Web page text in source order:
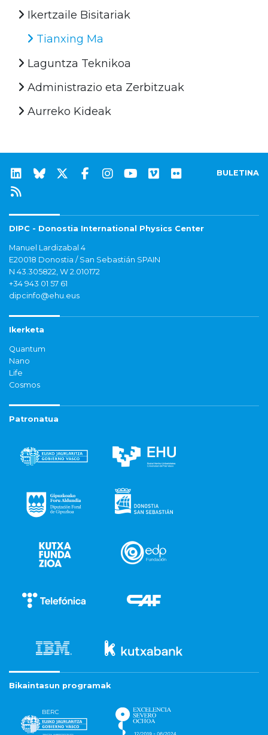
Ikertzaile Bisitariak
Tianxing Ma
Laguntza Teknikoa
Administrazio eta Zerbitzuak
Aurreko Kideak
BULETINA
DIPC - Donostia International Physics Center
Manuel Lardizabal 4
E20018 Donostia / San Sebastián SPAIN
N 43.305822, W 2.010172
+34 943 01 57 61
dipcinfo@ehu.eus
Ikerketa
Quantum
Nano
Life
Cosmos
Patronatua
Bikaintasun programak